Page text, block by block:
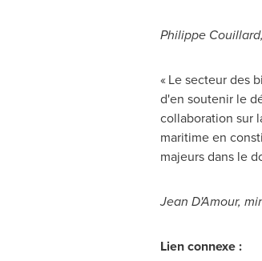
Philippe Couillard
« Le secteur des
d'en soutenir le
collaboration sur
maritime en
majeurs dans le
Jean D'Amour,
Lien connexe :